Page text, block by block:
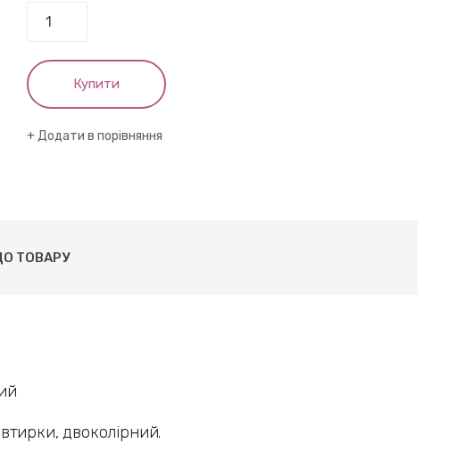
Купити
Додати в порівняння
ТОВАРУ
двоколірний.